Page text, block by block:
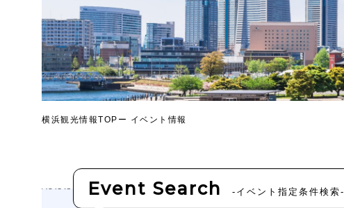
横浜観光情報TOP イベント情報
Event Search -イベント指定条件検索-